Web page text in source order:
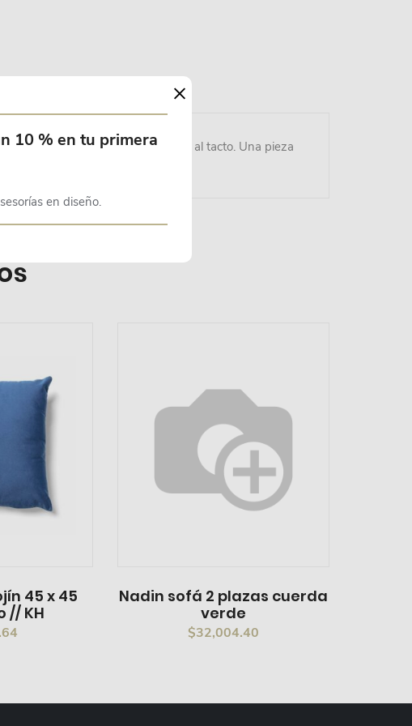
texturas, agradables y suaves al tacto. Una pieza
45 x 45
// KH
Nadin sofá 2 plazas cuerda
verde
$32,004.40
×
10 % en tu primera
en diseño.